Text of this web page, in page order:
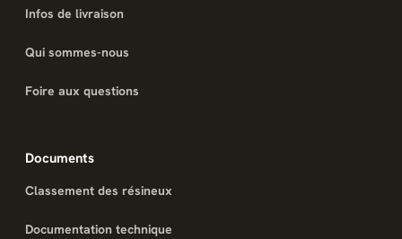
Infos de livraison
Qui sommes-nous
Foire aux questions
Documents
Classement des résineux
Documentation technique